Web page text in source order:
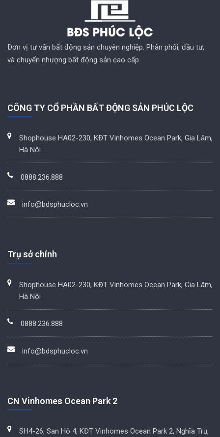
Đơn vị tư vấn bất động sản chuyên nghiệp. Phân phối, đầu tư,
và chuyển nhượng bất động sản cao cấp
CÔNG TY CỔ PHẦN BẤT ĐỘNG SẢN PHÚC LỘC
Shophouse HA02-230, KĐT Vinhomes Ocean Park, Gia Lâm,
Hà Nội
0888.236.888
info@bdsphucloc.vn
Trụ sở chính
Shophouse HA02-230, KĐT Vinhomes Ocean Park, Gia Lâm,
Hà Nội
0888.236.888
info@bdsphucloc.vn
CN Vinhomes Ocean Park 2
SH4-26, San Hô 4, KĐT Vinhomes Ocean Park 2, Nghĩa Trụ,